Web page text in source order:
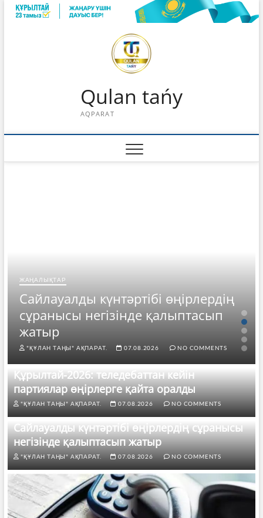
Skip
Qulan tańy
AQPARAT
ЖАҢАЛЫҚТАР
Сайлауалды күнтәртібі өңірлердің
сұранысы негізінде қалыптасып
жатыр
"ҚҰЛАН ТАҢЫ" АҚПАРАТ. 07.08.2026 NO COMMENTS
Құрылтай-2026: теледебаттан кейін
партиялар өңірлерге қайта оралды
"ҚҰЛАН ТАҢЫ" АҚПАРАТ. 07.08.2026 NO COMMENTS
Сайлауалды күнтәртібі өңірлердің сұранысы
негізінде қалыптасып жатыр
"ҚҰЛАН ТАҢЫ" АҚПАРАТ. 07.08.2026 NO COMMENTS